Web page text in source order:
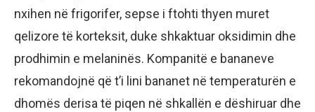
nxihen në frigorifer, sepse i ftohti thyen muret
qelizore të korteksit, duke shkaktuar oksidimin dhe
prodhimin e melaninës. Kompanitë e bananeve
rekomandojnë që t’i lini bananet në temperaturën e
dhomës derisa të piqen në shkallën e dëshiruar dhe